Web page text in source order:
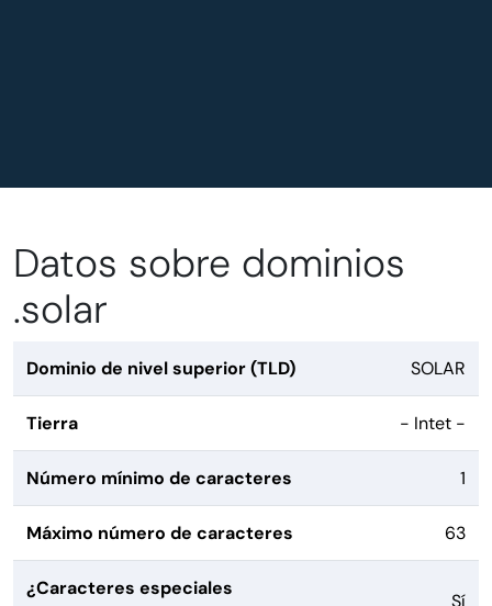
Datos sobre dominios
.solar
Dominio de nivel superior (TLD) SOLAR
Tierra - Intet -
Número mínimo de caracteres 1
Máximo número de caracteres 63
¿Caracteres especiales
Sí